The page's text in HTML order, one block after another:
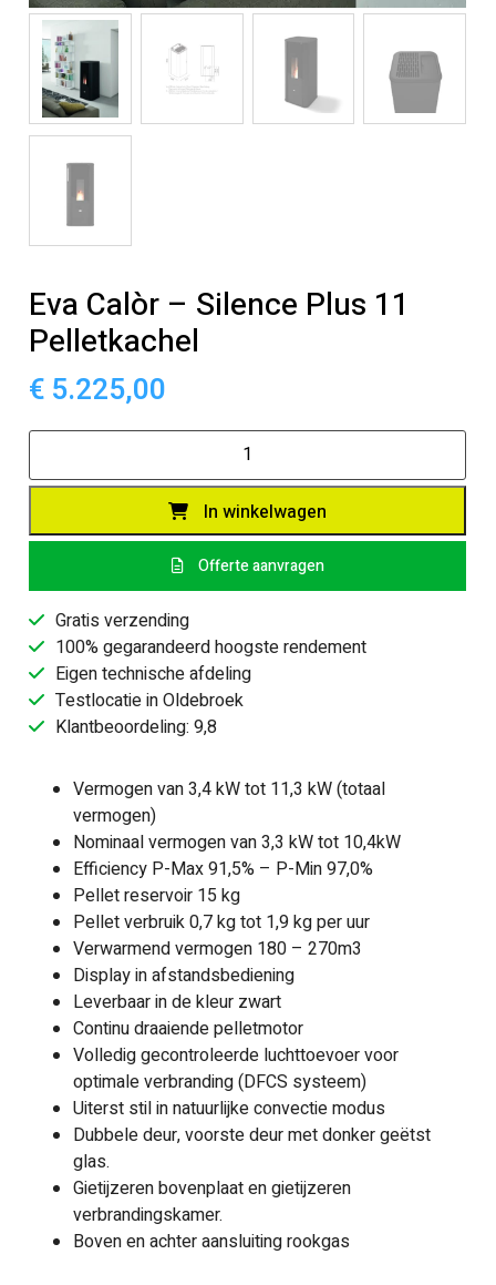
Eva Calòr – Silence Plus 11
Pelletkachel
€ 5.225,00
Eva
-
Plus
aantal
In winkelwagen
Offerte aanvragen
Gratis verzending
100% gegarandeerd hoogste rendement
Eigen technische afdeling
Testlocatie in Oldebroek
Klantbeoordeling: 9,8
Vermogen van 3,4 kW tot 11,3 kW (totaal
vermogen)
Nominaal vermogen van 3,3 kW tot 10,4kW
Efficiency P-Max 91,5% – P-Min 97,0%
Pellet reservoir 15 kg
Pellet verbruik 0,7 kg tot 1,9 kg per uur
Verwarmend vermogen 180 – 270m3
Display in afstandsbediening
Leverbaar in de kleur zwart
Continu draaiende pelletmotor
Volledig gecontroleerde luchttoevoer voor
optimale verbranding (DFCS systeem)
Uiterst stil in natuurlijke convectie modus
Dubbele deur, voorste deur met donker geëtst
glas.
Gietijzeren bovenplaat en gietijzeren
verbrandingskamer.
Boven en achter aansluiting rookgas